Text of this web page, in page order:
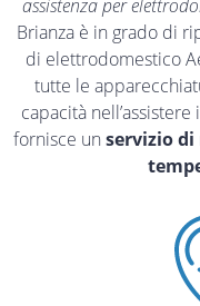
assistenza per
Brianza è in grado di
di elettrodomestico
tutte le
capacità
fornisce un servizio